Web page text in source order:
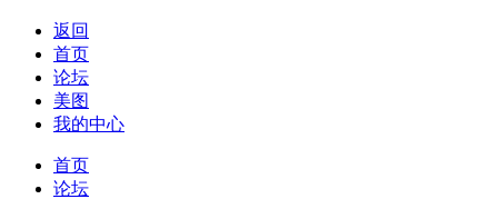
返回
首页
论坛
美图
我的中心
首页
论坛